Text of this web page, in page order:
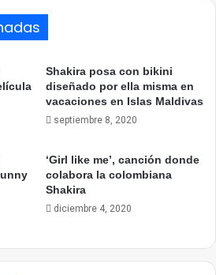
Shakira posa con bikini
diseñado por ella misma en
vacaciones en Islas Maldivas
septiembre 8, 2020
‘Girl like me’, canción donde
colabora la colombiana
Shakira
diciembre 4, 2020